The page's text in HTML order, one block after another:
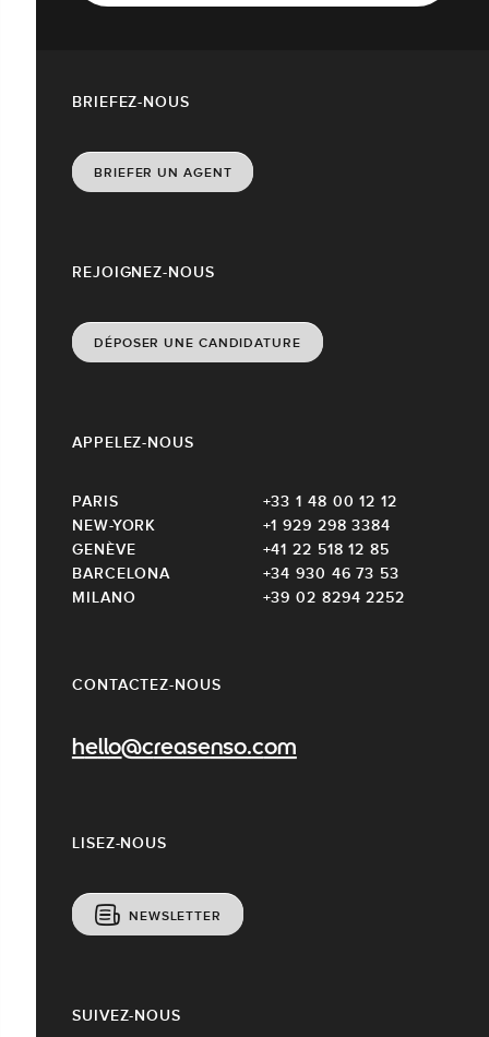
CONTACTEZ-NOUS
hello@creasenso.com
REJOIGNEZ-NOUS
DÉPOSER UNE CANDIDATURE
LISEZ-NOUS
NEWSLETTER
APPELEZ-NOUS
PARIS
+33 1 48 00 12 12
NEW-YORK
+1 929 298 3384
GENÈVE
+41 22 518 12 85
BARCELONA
+34 930 46 73 53
MILANO
+39 02 8294 2252
BRIEFEZ-NOUS
BRIEFER UN AGENT
SUIVEZ-NOUS